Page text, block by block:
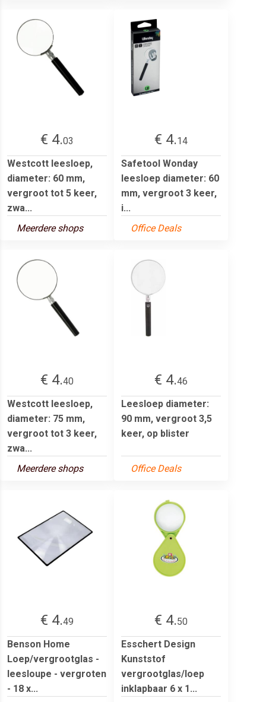
€ 4.03
Westcott leesloep,
diameter: 60 mm,
vergroot tot 5 keer,
zwa...
Meerdere shops
€ 4.14
Safetool Wonday
leesloep diameter: 60
mm, vergroot 3 keer,
i...
Office Deals
€ 4.40
Westcott leesloep,
diameter: 75 mm,
vergroot tot 3 keer,
zwa...
Meerdere shops
€ 4.46
Leesloep diameter:
90 mm, vergroot 3,5
keer, op blister
Office Deals
€ 4.49
Benson Home
Loep/vergrootglas -
leesloupe - vergroten
- 18 x...
€ 4.50
Esschert Design
Kunststof
vergrootglas/loep
inklapbaar 6 x 1...